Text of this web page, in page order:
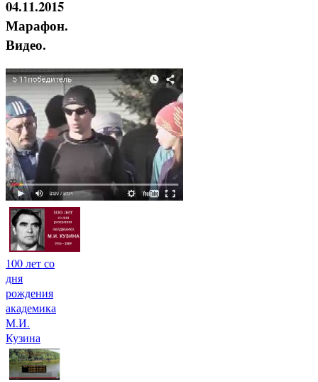
04.11.2015
Марафон.
Видео.
100 лет со
дня
рождения
академика
М.И.
Кузина